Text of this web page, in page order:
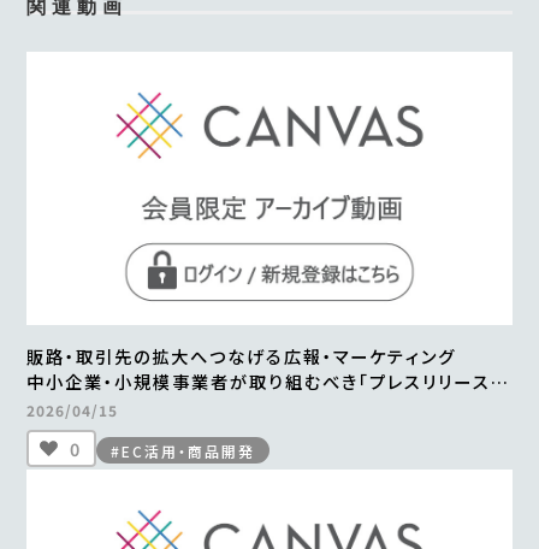
関連動画
販路・取引先の拡大へつなげる広報・マーケティング
中小企業・小規模事業者が取り組むべき「プレスリリース」
とは
2026/04/15
0 #EC活用・商品開発